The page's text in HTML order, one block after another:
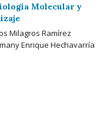
Molecular y
Milagros Ramírez
Enrique Hechavarría